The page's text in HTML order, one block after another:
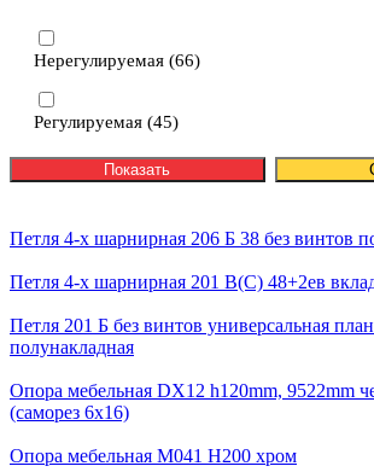
Нерегулируемая (66)
Регулируемая (45)
Петля 4-х шарнирная 206 Б 38 без винтов
Петля 4-х шарнирная 201 В(С) 48+2ев
Петля 201 Б без винтов универсальная
полунакладная
Опора мебельная DX12 h120mm, 9522mm
(саморез 6х16)
Опора мебельная М041 H200 хром